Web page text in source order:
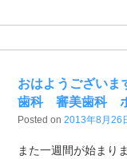
おはようござい
歯科 審美歯科
Posted on 2013年8月26
また一週間が始まり